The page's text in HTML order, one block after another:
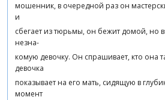
мошенник, в очередной раз он
и
сбегает из тюрьмы, он бежит домой, но
незна-
комую девочку. Он спрашивает, кто она
девочка
показывает на его мать, сидящую в
момент